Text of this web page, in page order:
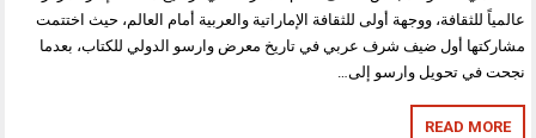
عالمياً للثقافة، ووجهة أولى للثقافة الإماراتية والعربية أمام العالم، حيث اختتمت
مشاركتها أول ضيف شرف عربي في تاريخ معرض وارسو الدولي للكتاب، بعدما
نجحت في تحويل وارسو إلى…
READ MORE